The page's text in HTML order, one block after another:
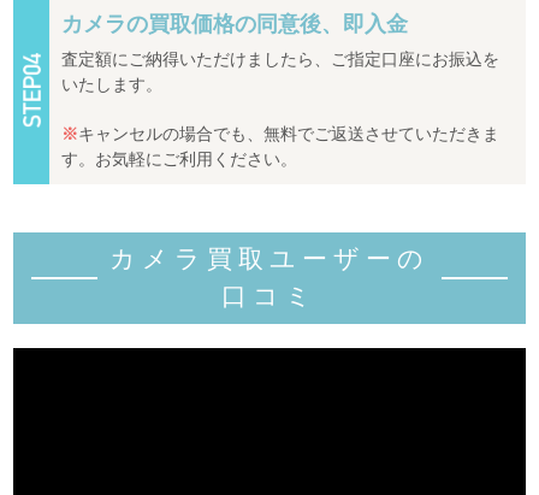
カメラの買取価格の同意後、即入金
査定額にご納得いただけましたら、ご指定口座にお振込を
いたします。
※キャンセルの場合でも、無料でご返送させていただきま
す。お気軽にご利用ください。
カメラ買取ユーザーの
口コミ